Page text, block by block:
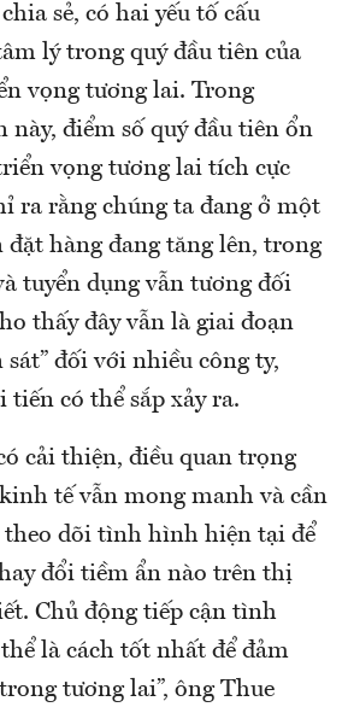
sẻ, có hai yếu tố cấu
lý trong quý đầu tiên của
vọng tương lai. Trong
này, điểm số quý đầu tiên ổn
vọng tương lai tích cực
ra rằng chúng ta đang ở một
đặt hàng đang tăng lên, trong
tuyển dụng vẫn tương đối
thấy đây vẫn là giai đoạn
sát” đối với nhiều công ty,
tiến có thể sắp xảy ra.
cải thiện, điều quan trọng
tế vẫn mong manh và cần
dõi tình hình hiện tại để
đổi tiềm ẩn nào trên thị
Chủ động tiếp cận tình
là cách tốt nhất để đảm
tương lai”, ông Thue